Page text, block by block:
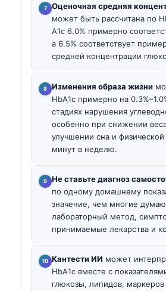
Оценочная средняя
может быть рассчитана по
A1c 6.0% примерно
а 6.5% соответствует
средней концентрации
Изменения образа жизни
HbA1c примерно на
стадиях нарушения
особенно при снижении
улучшении сна и физической
минут в неделю.
Не ставьте диагноз
по одному домашнему
значение, чем многие
лабораторный метод,
принимаемые лекарства и
Кантести ИИ может
HbA1c вместе с
глюкозы, липидов, маркеров